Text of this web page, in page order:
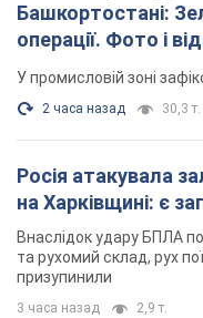
Башкортостані:
операції.
У промисловій зоні
2 часа назад 30,3 т.
Росія атакувала
на Харківщині: є
Внаслідок удару БПЛА
та рухомий склад, рух
призупинили
3 часа назад 2,9 т.